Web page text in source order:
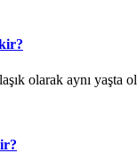
olarak aynı yaşta